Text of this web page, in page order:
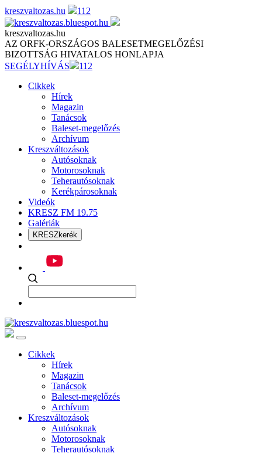
Skip
to
content
kreszvaltozas.hu 112
kreszvaltozas.hu
AZ ORFK-ORSZÁGOS BALESETMEGELŐZÉSI
BIZOTTSÁG HIVATALOS HONLAPJA
SEGÉLYHÍVÁS
112
Cikkek
Hírek
Magazin
Tanácsok
Baleset-megelőzés
Archívum
Kreszváltozások
Autósoknak
Motorosoknak
Teherautósoknak
Kerékpárosoknak
Videók
KRESZ FM 19.75
Galériák
KRESZkerék
Cikkek
Hírek
Magazin
Tanácsok
Baleset-megelőzés
Archívum
Kreszváltozások
Autósoknak
Motorosoknak
Teherautósoknak